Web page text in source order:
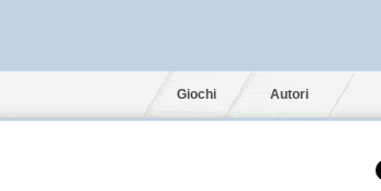
Giochi Autori